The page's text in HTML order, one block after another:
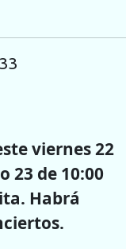
viernes 22
23 de 10:00
Habrá